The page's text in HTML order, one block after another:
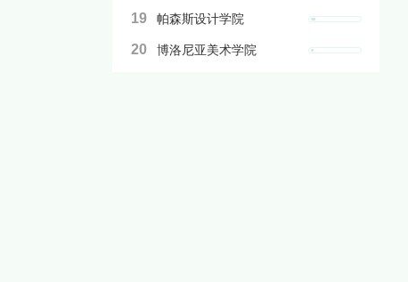
19 帕森斯设计学院
20 博洛尼亚美术学院